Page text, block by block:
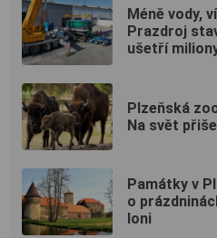
Méně vody,
Prazdroj
ušetří
Plzeňská
Na svět
Památky v
o
loni